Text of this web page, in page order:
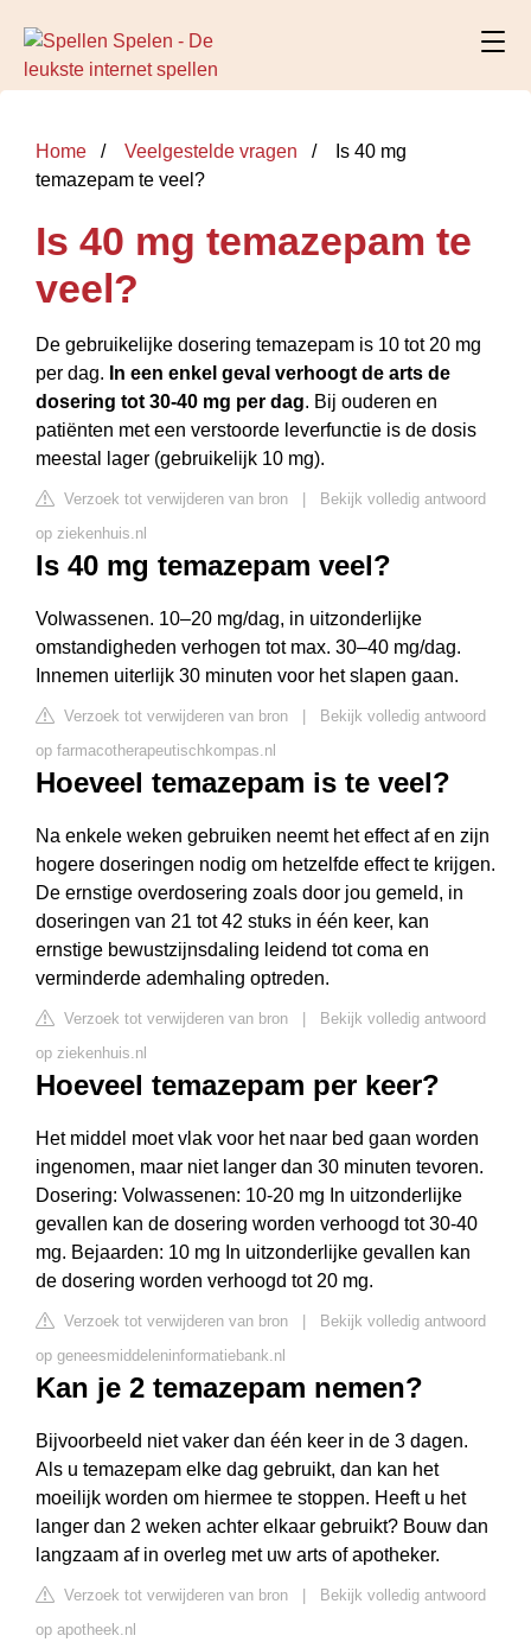
Home Veelgestelde vragen
Is 40 mg
temazepam te veel?
Is 40 mg temazepam te
veel?
De gebruikelijke dosering temazepam is 10 tot 20 mg
per dag. In een enkel geval verhoogt de arts de
dosering tot 30-40 mg per dag. Bij ouderen en
patiënten met een verstoorde leverfunctie is de dosis
meestal lager (gebruikelijk 10 mg).
Verzoek tot verwijderen van bron
Bekijk volledig antwoord
op ziekenhuis.nl
Is 40 mg temazepam veel?
Volwassenen. 10–20 mg/dag, in uitzonderlijke
omstandigheden verhogen tot max. 30–40 mg/dag.
Innemen uiterlijk 30 minuten voor het slapen gaan.
Verzoek tot verwijderen van bron
Bekijk volledig antwoord
op farmacotherapeutischkompas.nl
Hoeveel temazepam is te veel?
Na enkele weken gebruiken neemt het effect af en zijn
hogere doseringen nodig om hetzelfde effect te krijgen.
De ernstige overdosering zoals door jou gemeld, in
doseringen van 21 tot 42 stuks in één keer, kan
ernstige bewustzijnsdaling leidend tot coma en
verminderde ademhaling optreden.
Verzoek tot verwijderen van bron
Bekijk volledig antwoord
op ziekenhuis.nl
Hoeveel temazepam per keer?
Het middel moet vlak voor het naar bed gaan worden
ingenomen, maar niet langer dan 30 minuten tevoren.
Dosering: Volwassenen: 10-20 mg In uitzonderlijke
gevallen kan de dosering worden verhoogd tot 30-40
mg. Bejaarden: 10 mg In uitzonderlijke gevallen kan
de dosering worden verhoogd tot 20 mg.
Verzoek tot verwijderen van bron
Bekijk volledig antwoord
op geneesmiddeleninformatiebank.nl
Kan je 2 temazepam nemen?
Bijvoorbeeld niet vaker dan één keer in de 3 dagen.
Als u temazepam elke dag gebruikt, dan kan het
moeilijk worden om hiermee te stoppen. Heeft u het
langer dan 2 weken achter elkaar gebruikt? Bouw dan
langzaam af in overleg met uw arts of apotheker.
Verzoek tot verwijderen van bron
Bekijk volledig antwoord
op apotheek.nl